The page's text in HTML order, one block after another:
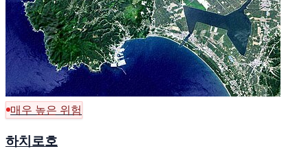
매우 높은 위험
하치로호